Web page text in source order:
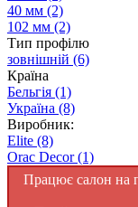
40 мм (2)
102 мм (2)
Тип профілю
зовнішній (6)
Країна
Бельгія (1)
Україна (8)
Виробник:
Elite (8)
Orac Decor(1)
Працює салон на